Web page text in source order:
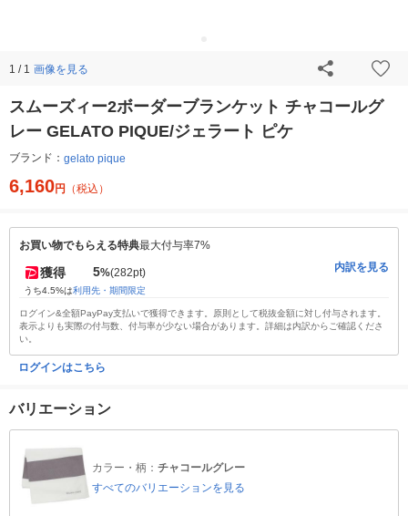
1 / 1 画像を見る
スムーズィー2ボーダーブランケット チャコールグ
レー GELATO PIQUE/ジェラート ピケ
ブランド： gelato pique
6,160円 （税込）
お買い物でもらえる特典最大付与率7%
獲得 5%(282pt)
うち4.5%は利用先・期間限定
内訳を見る
ログイン&全額PayPay支払いで獲得できます。原則として税抜金額に対し付与されます。
表示よりも実際の付与数、付与率が少ない場合があります。詳細は内訳からご確認くださ
い。
ログインはこちら
バリエーション
カラー・柄： チャコールグレー
すべてのバリエーションを見る